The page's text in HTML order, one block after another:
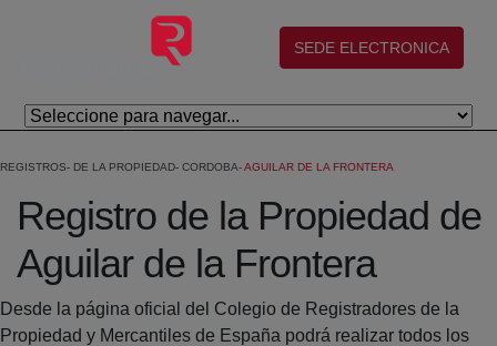
Skip to Main Content
(abre en nueva ventana)
SEDE ELECTRONICA
REGISTROS DE LA PROPIEDAD CORDOBA AGUILAR DE LA FRONTERA
Registro de la Propiedad de
Aguilar de la Frontera
Desde la página oficial del Colegio de Registradores de la
Propiedad y Mercantiles de España podrá realizar todos los